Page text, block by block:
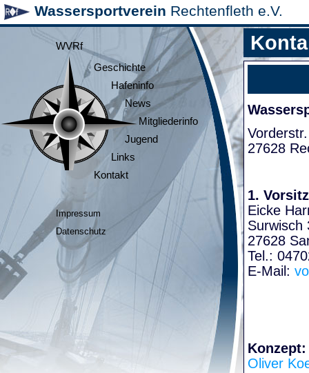
Wassersportverein Rechtenfleth e.V.
WVRf
Geschichte
Hafeninfo
News
Mitgliederinfo
Jugend
Links
Kontakt
Impressum
Datenschutz
27628
1.
Eicke
Surwisch
27628
Tel.:
E-Mail:
Konzept:
Oliver